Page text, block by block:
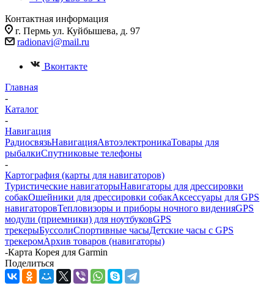
Контактная информация
г. Пермь ул. Куйбышева, д. 97
radionavi@mail.ru
Вконтакте
Главная
-
Каталог
-
Навигация
РадиосвязьНавигацияАвтоэлектроникаТовары для
рыбалкиСпутниковые телефоны
-
Картография (карты для навигаторов)
Туристические навигаторыНавигаторы для дрессировки
собакОшейники для дрессировки собакАксессуары для GPS
навигаторовТепловизоры и приборы ночного виденияGPS
модули (приемники) для ноутбуковGPS
трекерыБуссолиСпортивные часыДетские часы с GPS
трекеромАрхив товаров (навигаторы)
-Карта Корея для Garmin
Поделиться